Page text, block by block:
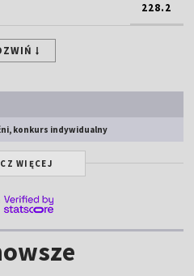
228.2
konkurs indywidualny
WIĘCEJ